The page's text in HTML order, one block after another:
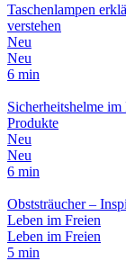
Taschenlampen
verstehen
Neu
Neu
6 min
Sicherheitshelme
Produkte
Neu
Neu
6 min
Obststräucher –
Leben im Freien
Leben im Freien
5 min